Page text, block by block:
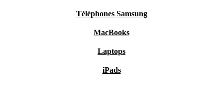
Téléphones Samsung
MacBooks
Laptops
iPads